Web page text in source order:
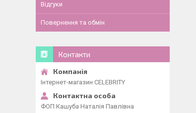
Відгуки
Повернення та обмін
Контакти
Інтернет-магазин CELEBRITY
ФОП Кашуба Наталія Павлівна